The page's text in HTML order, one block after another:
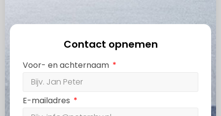
Contact opnemen
Voor- en achternaam
E-mailadres